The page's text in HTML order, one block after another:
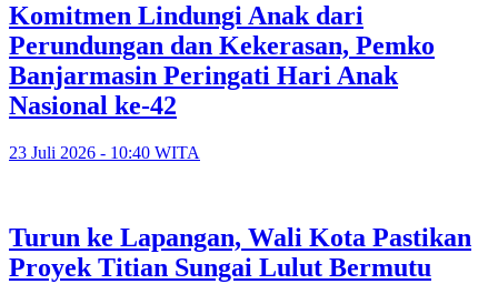
Komitmen Lindungi Anak dari
Perundungan dan Kekerasan, Pemko
Banjarmasin Peringati Hari Anak
Nasional ke-42
23 Juli 2026 - 10:40 WITA
Turun ke Lapangan, Wali Kota Pastikan
Proyek Titian Sungai Lulut Bermutu